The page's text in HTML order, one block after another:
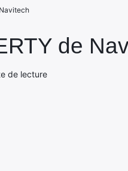
de
de lecture